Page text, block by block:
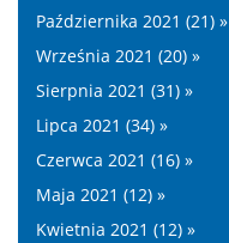
Października 2021 (21) »
Września 2021 (20) »
Sierpnia 2021 (31) »
Lipca 2021 (34) »
Czerwca 2021 (16) »
Maja 2021 (12) »
Kwietnia 2021 (12) »